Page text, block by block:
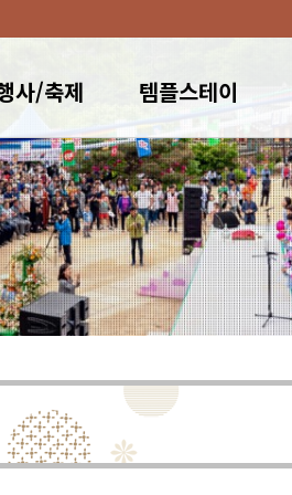
사/축제 템플스테이